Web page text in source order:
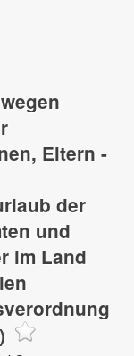
Eltern -
der
und
im Land